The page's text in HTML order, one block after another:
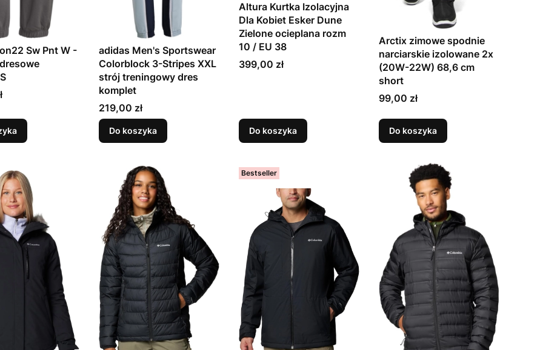
Sw Pnt W -
adidas Men's Sportswear
Colorblock 3-Stripes XXL
strój treningowy dres
komplet
Cena
219,00 zł
Do koszyka
Altura Kurtka Izolacyjna
Dla Kobiet Esker Dune
Zielone ocieplana rozm
10 / EU 38
Cena
399,00 zł
Do koszyka
Arctix zimowe spodnie
narciarskie izolowane 2x
(20W-22W) 68,6 cm
short
Cena
99,00 zł
Do koszyka
Bestseller